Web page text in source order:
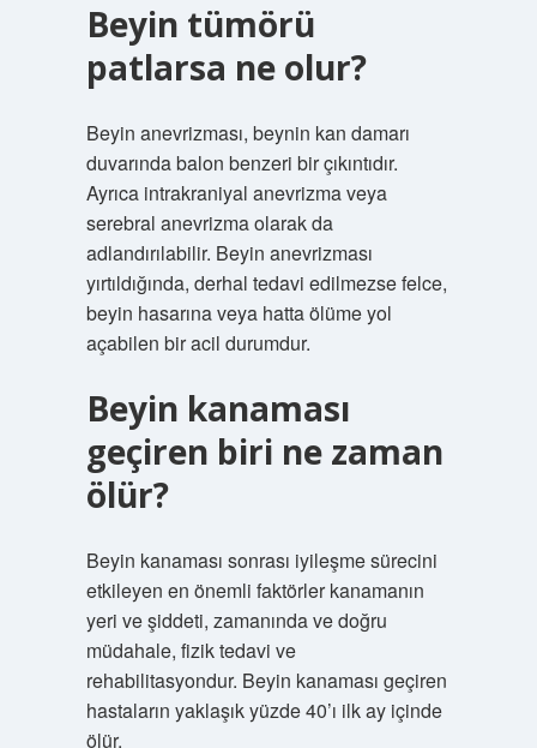
Beyin tümörü
patlarsa ne olur?
Beyin anevrizması, beynin kan damarı
duvarında balon benzeri bir çıkıntıdır.
Ayrıca intrakraniyal anevrizma veya
serebral anevrizma olarak da
adlandırılabilir. Beyin anevrizması
yırtıldığında, derhal tedavi edilmezse felce,
beyin hasarına veya hatta ölüme yol
açabilen bir acil durumdur.
Beyin kanaması
geçiren biri ne zaman
ölür?
Beyin kanaması sonrası iyileşme sürecini
etkileyen en önemli faktörler kanamanın
yeri ve şiddeti, zamanında ve doğru
müdahale, fizik tedavi ve
rehabilitasyondur. Beyin kanaması geçiren
hastaların yaklaşık yüzde 40’ı ilk ay içinde
ölür.